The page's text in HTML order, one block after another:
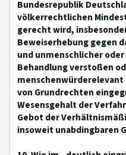
Bundesrepublik
völkerrechtlichen
gerecht wird,
Beweiserhebung gegen
und unmenschlicher
Behandlung verstoßen
menschenwürderelevant
von Grundrechten
Wesensgehalt der
Gebot der
insoweit unabdingbaren